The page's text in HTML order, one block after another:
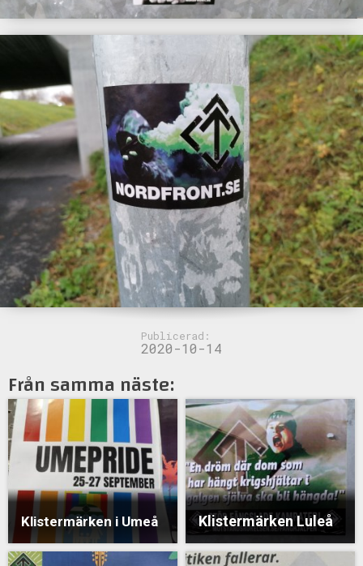
Publicerad:
2020-10-14
Från samma näste:
Klistermärken i Umeå Klistermärken Luleå